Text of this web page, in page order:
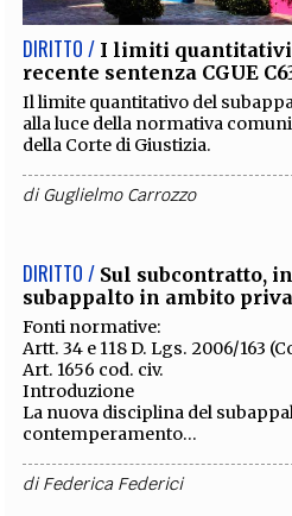
DIRITTO / I limiti quantitativi
recente sentenza CGUE
Il limite quantitativo del
alla luce della normativa
della Corte di Giustizia.
diGuglielmo Carrozzo
DIRITTO / Sul subcontratto,
subappalto in ambito
Fonti normative:
Artt. 34 e 118 D. Lgs. 2006/163
Art. 1656 cod. civ.
Introduzione
La nuova disciplina del
contemperamento...
diFederica Federici